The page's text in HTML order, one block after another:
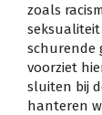
zoals
schurende
voorziet
sluiten bij
hanteren